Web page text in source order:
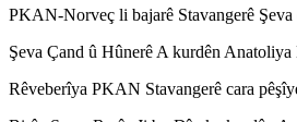
PKAN-Norveç li bajarê Stavangerê
Şeva Çand û Hûnerê A kurdên
Rêveberîya PKAN Stavangerê cara